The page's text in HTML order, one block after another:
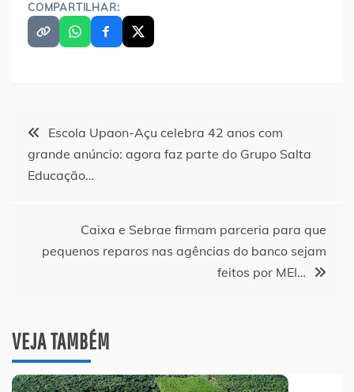
COMPARTILHAR:
Navegação
de
Escola Upaon-Açu celebra 42 anos com
grande anúncio: agora faz parte do Grupo Salta
Educação…
Caixa e Sebrae firmam parceria para que
pequenos reparos nas agências do banco sejam
feitos por MEI…
VEJA TAMBÉM